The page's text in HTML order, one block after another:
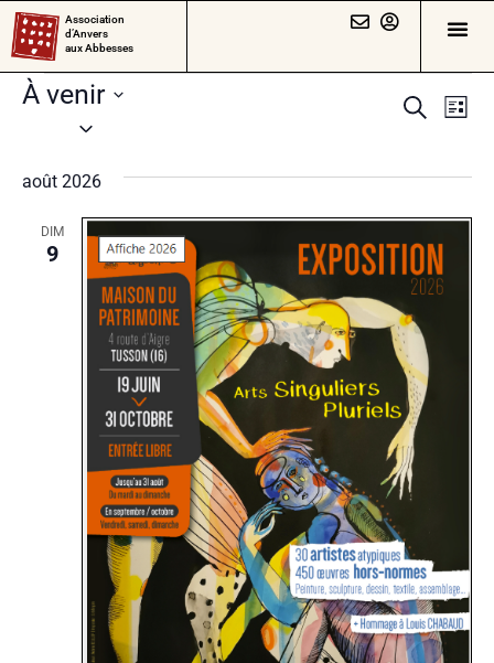
Association
d’Anvers
aux Abbesses
de
vues
Liste
À venir
Sélectionnez
date.
août 2026
DIM
9